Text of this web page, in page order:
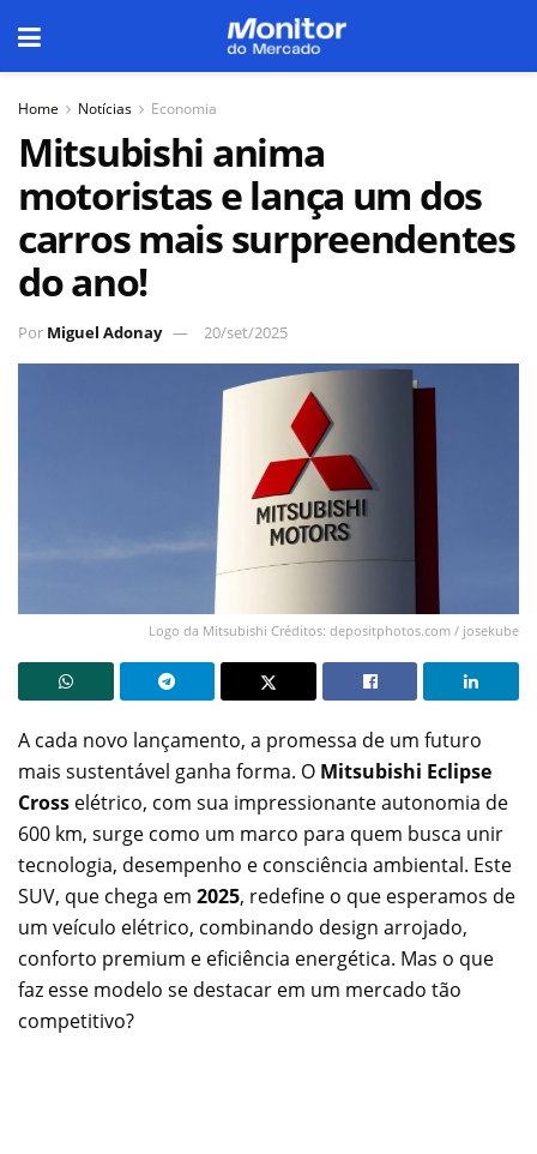
Home Notícias Economia
Mitsubishi anima
motoristas e lança um dos
carros mais surpreendentes
do ano!
Por Miguel Adonay 20/set/2025
Logo da Mitsubishi Créditos: depositphotos.com / josekube
A cada novo lançamento, a promessa de um futuro
mais sustentável ganha forma. O Mitsubishi Eclipse
Cross elétrico, com sua impressionante autonomia de
600 km, surge como um marco para quem busca unir
tecnologia, desempenho e consciência ambiental. Este
SUV, que chega em 2025, redefine o que esperamos de
um veículo elétrico, combinando design arrojado,
conforto premium e eficiência energética. Mas o que
faz esse modelo se destacar em um mercado tão
competitivo?